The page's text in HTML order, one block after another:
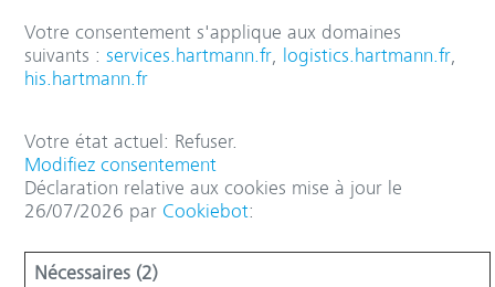
Votre consentement s'applique aux domaines
suivants :services.hartmann.fr, logistics.hartmann.fr,
his.hartmann.fr
Votre état ​​actuel: Refuser.
Modifiez consentement
Déclaration relative aux cookies mise à jour le
26/07/2026 par Cookiebot:
Nécessaires (2)